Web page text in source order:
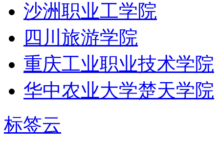
沙洲职业工学院
四川旅游学院
重庆工业职业技术学院
华中农业大学楚天学院
标签云